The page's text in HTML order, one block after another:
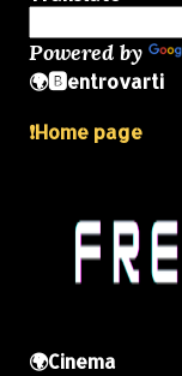
Powered by
🌍🅱️entrovarti
❗️Home page
🌍Cinema